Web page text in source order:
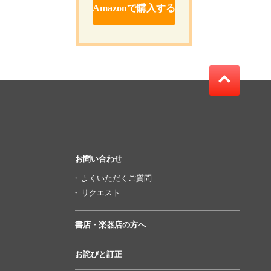
Amazonで購入する
お問い合わせ
よくいただくご質問
リクエスト
書店・楽器店の方へ
お詫びと訂正